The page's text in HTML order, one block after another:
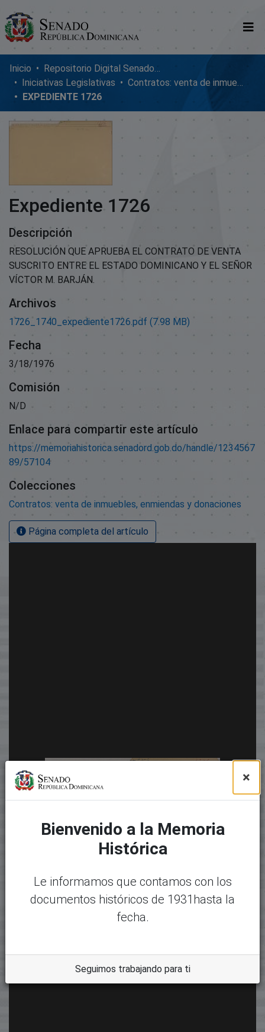
Comunidades
Glosario
Nosotros
Inicio
Repositorio Digital SenadoRD
Iniciativas Legislativas
Contratos: venta de inmuebles, enmiendas y donaciones
EXPEDIENTE 1726
Expediente 1726
Descripción
RESOLUCIÓN QUE APRUEBA EL CONTRATO DE VENTA
SUSCRITO ENTRE EL ESTADO DOMINICANO Y EL SEÑOR
VÍCTOR M. BARJÁN.
Archivos
1726_1740_expediente1726.pdf (7.98 MB)
Fecha
3/18/1976
Comisión
N/D
Enlace para compartir este artículo
https://memoriahistorica.senadord.gob.do/handle/1234567
89/57104
Colecciones
Contratos: venta de inmuebles, enmiendas y donaciones
Página completa del artículo
×
Bienvenido a la Memoria
Histórica
Le informamos que contamos con los
documentos históricos de 1931hasta la
fecha.
Seguimos trabajando para ti